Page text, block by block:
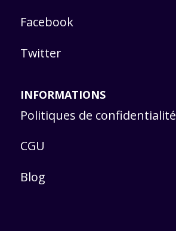
Facebook
Twitter
INFORMATIONS
Politiques de confidentialité
CGU
Blog